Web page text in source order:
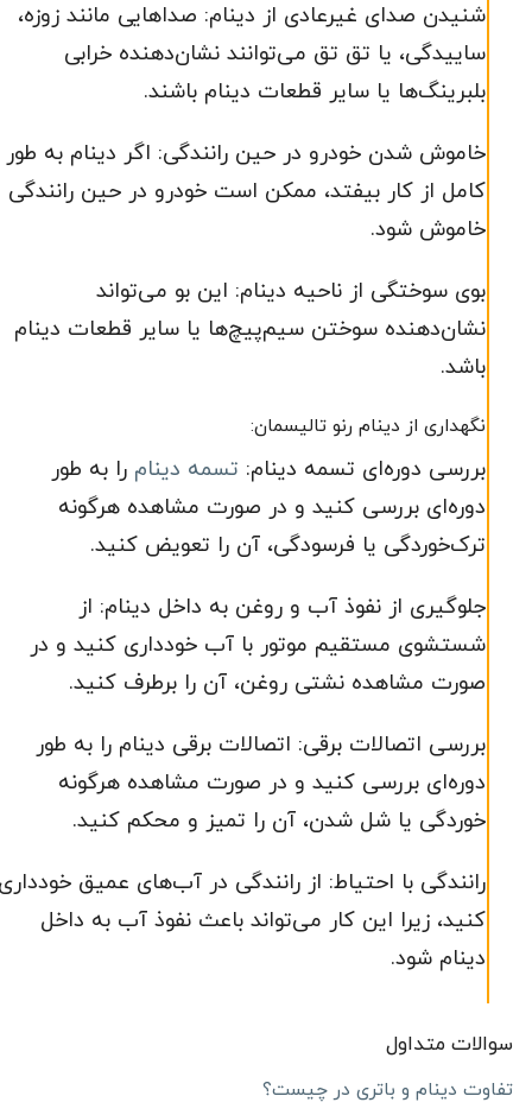
شنیدن صدای غیرعادی از دینام: صداهایی مانند زوزه،
ساییدگی، یا تق تق می‌توانند نشان‌دهنده خرابی
بلبرینگ‌ها یا سایر قطعات دینام باشند.
خاموش شدن خودرو در حین رانندگی: اگر دینام به طور
کامل از کار بیفتد، ممکن است خودرو در حین رانندگی
خاموش شود.
بوی سوختگی از ناحیه دینام: این بو می‌تواند
نشان‌دهنده سوختن سیم‌پیچ‌ها یا سایر قطعات دینام
باشد.
نگهداری از دینام رنو تالیسمان:
بررسی دوره‌ای تسمه دینام: تسمه دینام را به طور
دوره‌ای بررسی کنید و در صورت مشاهده هرگونه
ترک‌خوردگی یا فرسودگی، آن را تعویض کنید.
جلوگیری از نفوذ آب و روغن به داخل دینام: از
شستشوی مستقیم موتور با آب خودداری کنید و در
صورت مشاهده نشتی روغن، آن را برطرف کنید.
بررسی اتصالات برقی: اتصالات برقی دینام را به طور
دوره‌ای بررسی کنید و در صورت مشاهده هرگونه
خوردگی یا شل شدن، آن را تمیز و محکم کنید.
رانندگی با احتیاط: از رانندگی در آب‌های عمیق
کنید، زیرا این کار می‌تواند باعث نفوذ آب به داخل
دینام شود.
سوالات متداول
تفاوت دینام و باتری در چیست؟